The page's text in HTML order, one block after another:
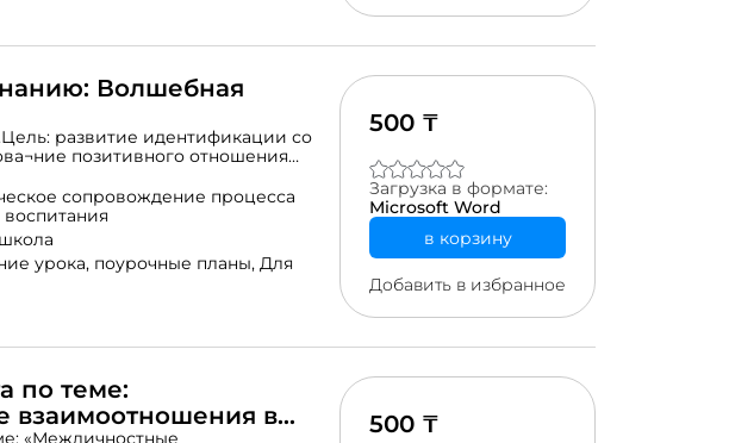
Волшебная
развитие идентификации со
позитивного отношения
детский кругозор.Подробный
сопровождение процесса
урока, поурочные планы, Для
500 ₸
Загрузка в формате:
Microsoft Word
в корзину
Добавить в избранное
по теме:
взаимоотношения в
«Межличностные
500 ₸